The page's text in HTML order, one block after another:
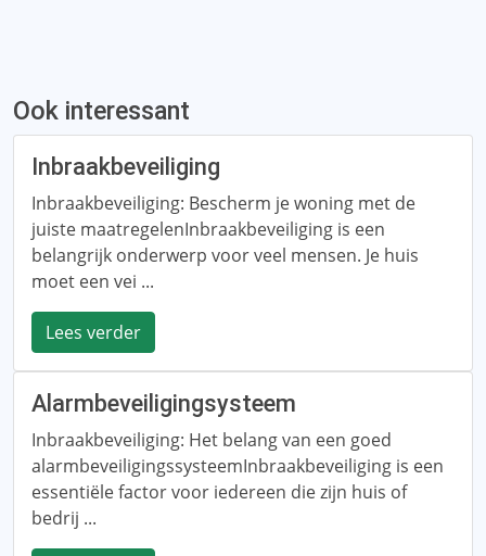
Ook interessant
Inbraakbeveiliging
Inbraakbeveiliging: Bescherm je woning met de
juiste maatregelenInbraakbeveiliging is een
belangrijk onderwerp voor veel mensen. Je huis
moet een vei ...
Lees verder
Alarmbeveiligingsysteem
Inbraakbeveiliging: Het belang van een goed
alarmbeveiligingssysteemInbraakbeveiliging is een
essentiële factor voor iedereen die zijn huis of
bedrij ...